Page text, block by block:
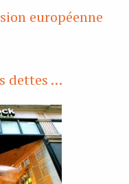
européenne
dettes …